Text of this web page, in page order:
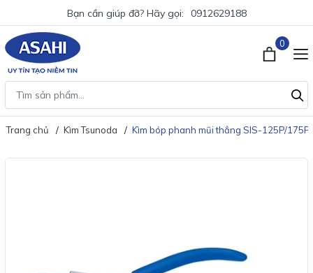
Bạn cần giúp đỡ? Hãy gọi: 0912629188
0
Trang chủ Kìm Tsunoda Kìm bóp phanh mũi thẳng SIS-125P/